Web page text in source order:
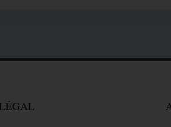
LÉGAL